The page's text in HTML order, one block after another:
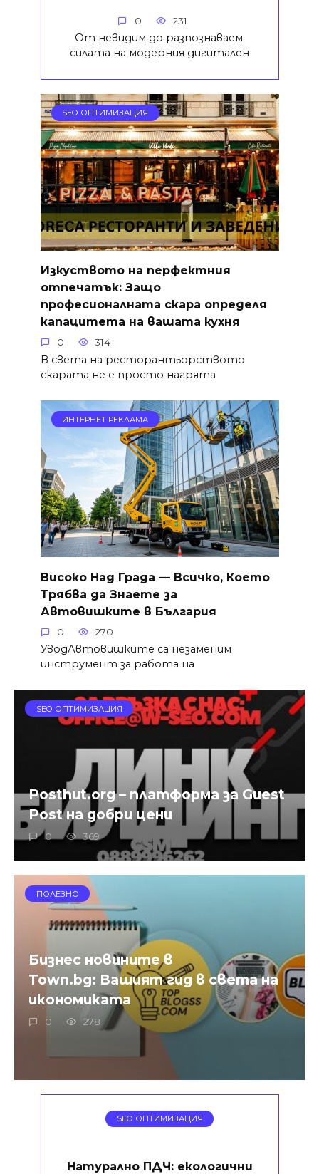
0 231
От невидим до разпознаваем:
силата на модерния дигитален
SEO ОПТИМИЗАЦИЯ
Изкуството на перфектния
отпечатък: Защо
професионалната скара определя
капацитета на вашата кухня
0 314
В света на ресторантьорството
скарата не е просто нагрята
ИНТЕРНЕТ РЕКЛАМА
Високо Над Града — Всичко, Което
Трябва да Знаете за
Автовишките в България
0 270
УводАвтовишките са незаменим
инструмент за работа на
SEO ОПТИМИЗАЦИЯ
Posthut.org – платформа за Guest
Post на добри цени
0 369
ПОЛЕЗНО
Бизнес новините в
Town.bg: Вашият гид в света на
икономиката
0 278
икономиката">
SEO ОПТИМИЗАЦИЯ
Натурално ПДЧ: екологични